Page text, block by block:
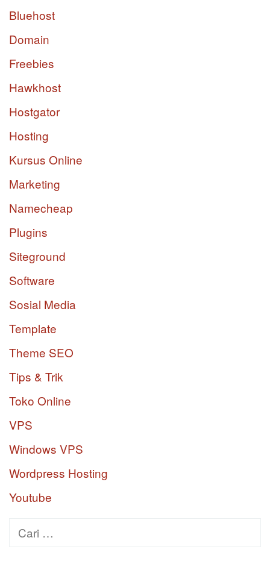
Bluehost
Domain
Freebies
Hawkhost
Hostgator
Hosting
Kursus Online
Marketing
Namecheap
Plugins
Siteground
Software
Sosial Media
Template
Theme SEO
Tips & Trik
Toko Online
VPS
Windows VPS
Wordpress Hosting
Youtube
Cari